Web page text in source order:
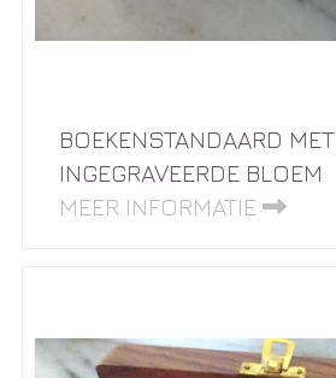
BOEKENSTANDAARD MET
INGEGRAVEERDE BLOEM
MEER INFORMATIE